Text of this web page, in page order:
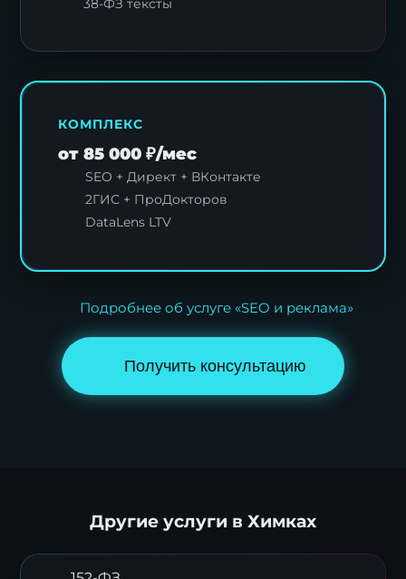
КОМПЛЕКС
от 85 000 ₽/мес
SEO + Директ + ВКонтакте
2ГИС + ПроДокторов
DataLens LTV
Подробнее об услуге «SEO и реклама»
Получить консультацию
Другие услуги в Химках